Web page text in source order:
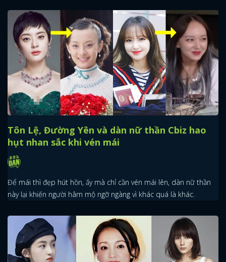
x
ĐĂNG NHẬP
FACEBOOK GOOGLE
Tôn Lệ, Đường Yên và dàn nữ thần Cbiz hao
hụt nhan sắc khi vén mái
Để mái thì đẹp hút hồn, ấy mà chỉ cần vén mái lên, dàn nữ thần
này lại khiến người hâm mộ ngỡ ngàng vì khác quá là khác.